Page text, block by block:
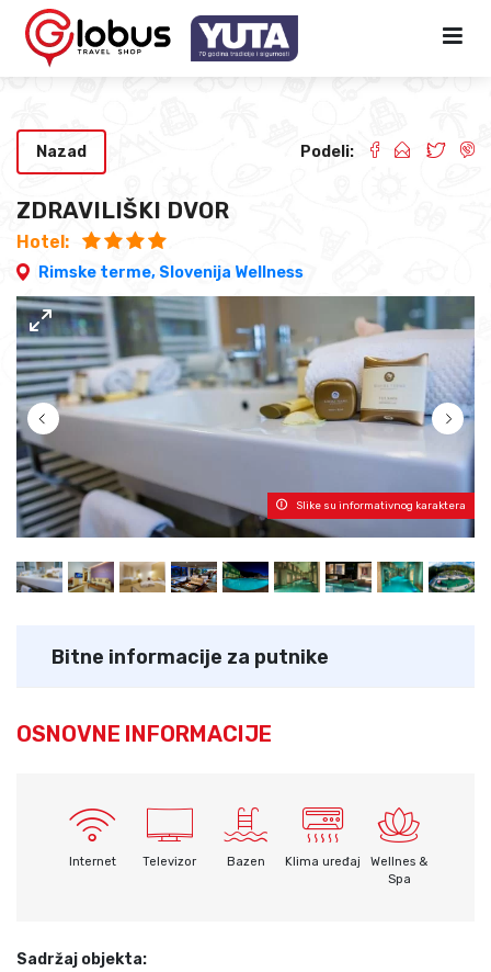
ZDRAVILIŠKI DVOR
Hotel:
Rimske terme, Slovenija Wellness
Nazad Podeli:
Slike su informativnog karaktera
Bitne informacije za putnike
OSNOVNE INFORMACIJE
Internet Televizor Bazen Klima uređaj
Wellnes &
Spa
Sadržaj objekta: